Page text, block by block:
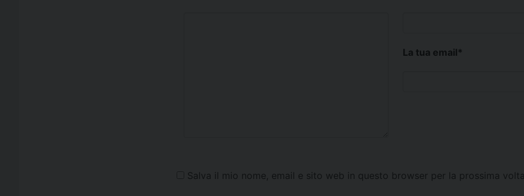
La tua email*
Salva il mio nome, email e sito web in questo browser per la prossima